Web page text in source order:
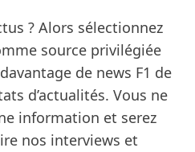
? Alors sélectionnez
source privilégiée
de news F1 de
d’actualités. Vous ne
information et serez
nos interviews et